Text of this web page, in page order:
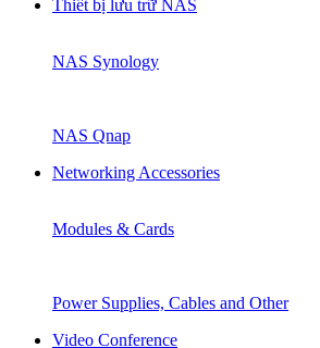
Thiết bị lưu trữ NAS
NAS Synology
NAS Qnap
Networking Accessories
Modules & Cards
Power Supplies, Cables and Other
Video Conference